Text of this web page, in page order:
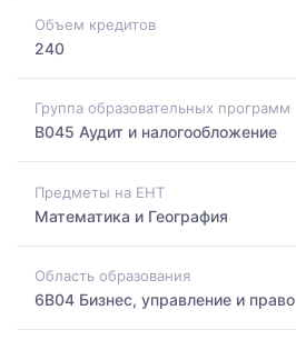
Объем кредитов
240
Группа образовательных программ
B045 Аудит и налогообложение
Предметы на ЕНТ
Математика и География
Область образования
6B04 Бизнес, управление и право